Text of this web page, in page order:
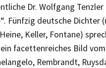
Dr. Wolfgang
Fünfzig deutsche Dichter
Keller, Fontane)
facettenreiches Bild
Rembrandt,